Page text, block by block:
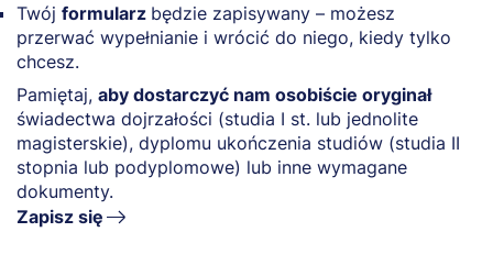
Twój formularz będzie zapisywany – możesz
przerwać wypełnianie i wrócić do niego, kiedy tylko
chcesz.
Pamiętaj, aby dostarczyć nam osobiście oryginał
świadectwa dojrzałości (studia I st. lub jednolite
magisterskie), dyplomu ukończenia studiów (studia II
stopnia lub podyplomowe) lub inne wymagane
dokumenty.
Zapisz się